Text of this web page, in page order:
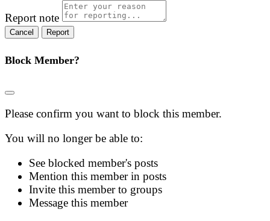
Report note
Report
Block Member?
Please confirm you want to block this member.
You will no longer be able to:
See blocked member's posts
Mention this member in posts
Invite this member to groups
Message this member